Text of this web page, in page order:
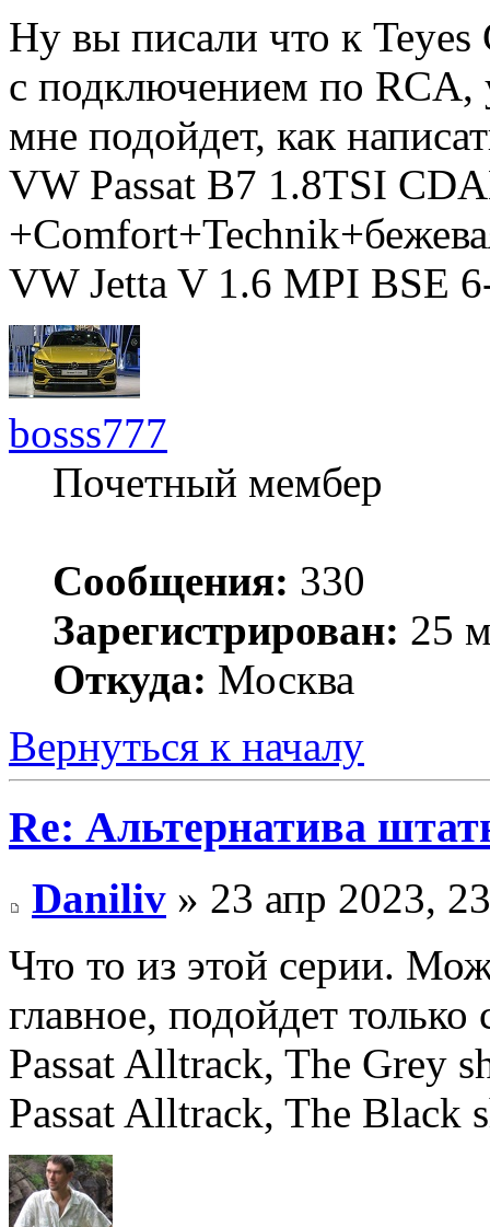
Ну вы писали что к
с подключением по RCA,
мне подойдет, как
VW Passat B7 1.8TSI
VW Jetta V 1.6 MPI BSE
bosss777
Почетный мембер
Сообщения: 330
Зарегистрирован: 25
Откуда: Москва
Вернуться к началу
Re: Альтернатива
Daniliv » 23 апр 2023,
Что то из этой серии.
главное, подойдет только
Passat Alltrack, The Grey
Passat Alltrack, The Black